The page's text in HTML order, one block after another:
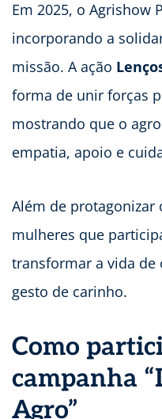
Em 2025, o Agrishow
incorporando a
missão. A ação
forma de unir forças
mostrando que o
empatia, apoio e
Além de protagonizar
mulheres que
transformar a vida
gesto de carinho.
Como
campanha
Agro”